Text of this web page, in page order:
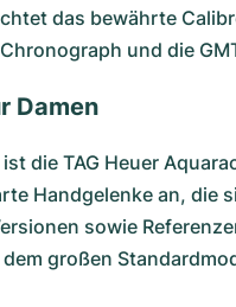
das bewährte
und die
Damen
die TAG Heuer
Handgelenke an, die
sowie
großen